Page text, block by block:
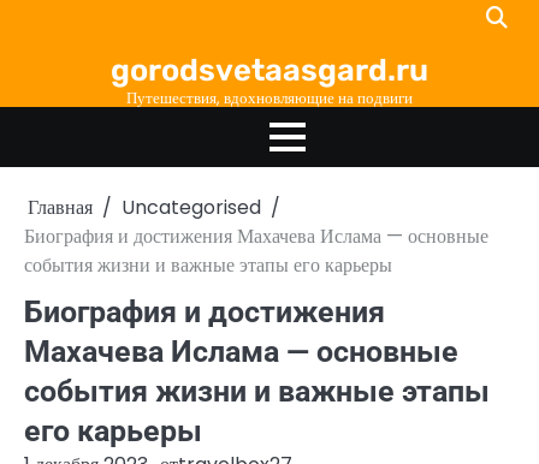
gorodsvetaasgard.ru
Путешествия, вдохновляющие на подвиги
Главная
Uncategorised
Биография и достижения Махачева Ислама — основные
события жизни и важные этапы его карьеры
Биография и достижения
Махачева Ислама — основные
события жизни и важные этапы
его карьеры